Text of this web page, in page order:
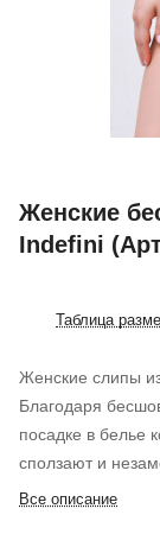
Женские
Indefini
Таблица
Женские слипы
Благодаря
посадке в белье
сползают и
Все описание